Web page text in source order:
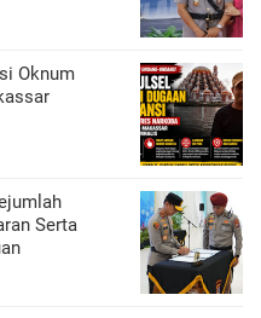
Oknum
Serta